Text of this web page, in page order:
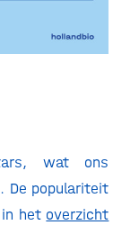
wat ons
De populariteit
het overzicht